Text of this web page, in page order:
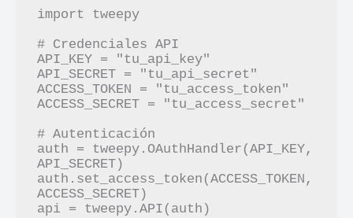
import tweepy
# Credenciales API
API_KEY = "tu_api_key"
API_SECRET = "tu_api_secret"
ACCESS_TOKEN = "tu_access_token"
ACCESS_SECRET = "tu_access_secret"
# Autenticación
auth = tweepy.OAuthHandler(API_KEY,
API_SECRET)
auth.set_access_token(ACCESS_TOKEN,
ACCESS_SECRET)
api = tweepy.API(auth)